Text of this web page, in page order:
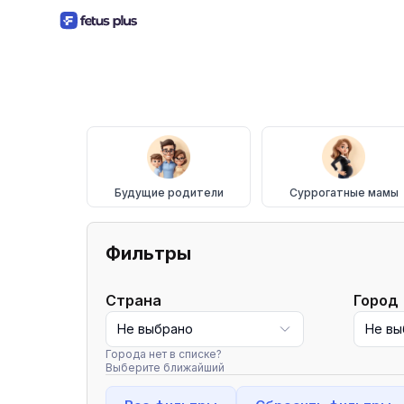
Будущие родители Суррогатные мамы
Фильтры
Страна
Не выбрано
Город
Не
Города нет в списке?
Выберите ближайший